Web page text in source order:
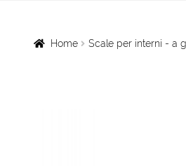
Home Scale per interni - a